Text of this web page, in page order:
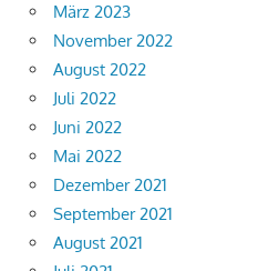
März 2023
November 2022
August 2022
Juli 2022
Juni 2022
Mai 2022
Dezember 2021
September 2021
August 2021